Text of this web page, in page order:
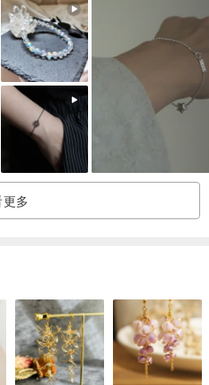
免下單訂製。
電鍍色，非純金飾能恆久保色，
使用方式或頻繁、
議能接受者再請下單訂製。
會進行訂製，無提供現貨商品，
製化長度的調整。
平放使用直尺測量長度。
條件， 再加約1cm~1.5cm的鍊圍空
不致有繫扣不上或太合的問題。
多